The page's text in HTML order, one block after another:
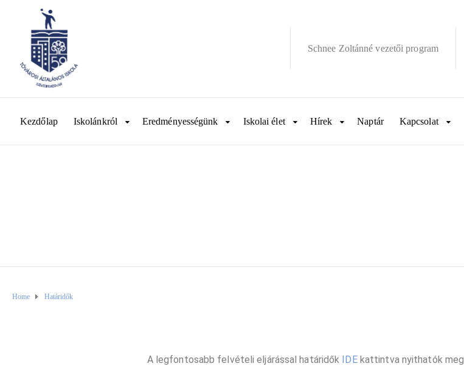
Schnee Zoltánné vezetői program
Kezdőlap Iskolánkról Eredményességünk Iskolai élet Hírek Naptár Kapcsolat
Home Határidők
A legfontosabb felvételi eljárással határidők IDEkattintva nyithatók meg.